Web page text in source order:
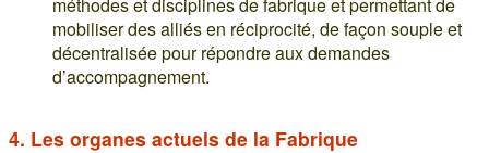
mobiliser des alliés en réciprocité, de façon souple et
décentralisée pour répondre aux demandes
d’accompagnement.
4. Les organes actuels de la Fabrique